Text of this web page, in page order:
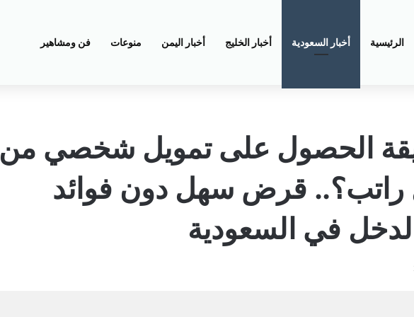
الرئيسية أخبار السعودية أخبار الخليج أخبار اليمن منوعات فن ومشاهير
الحصول على تمويل شخصي من
راتب؟.. قرض سهل دون فوائد
في السعودية